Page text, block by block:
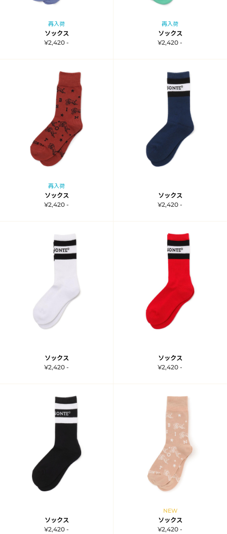
再入荷
ソックス
¥2,420 -
再入荷
ソックス
¥2,420 -
再入荷
ソックス
¥2,420 -
ソックス
¥2,420 -
ソックス
¥2,420 -
ソックス
¥2,420 -
ソックス
¥2,420 -
NEW
ソックス
¥2,420 -